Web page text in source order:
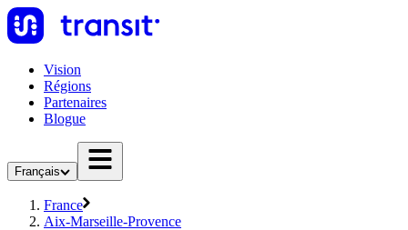
Vision
Régions
Partenaires
Blogue
Français
France
Aix-Marseille-Provence